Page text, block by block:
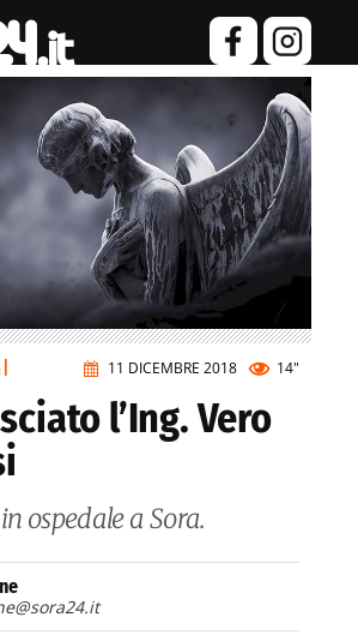
11 DICEMBRE 2018 14"
l’Ing. Vero
ospedale a Sora.